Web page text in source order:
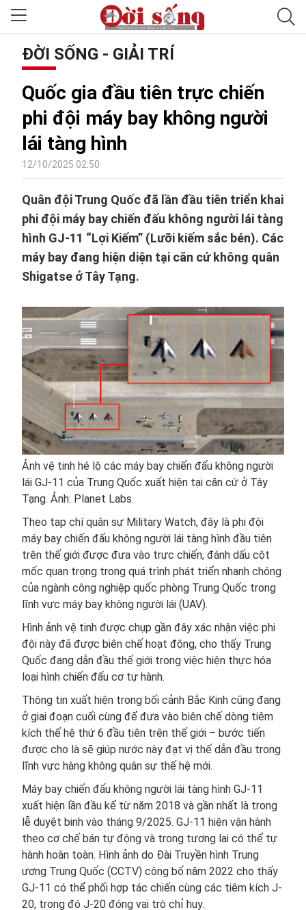
ĐỜI SỐNG - GIẢI TRÍ
Quốc gia đầu tiên trực chiến
phi đội máy bay không người
lái tàng hình
12/10/2025 02:50
Quân đội Trung Quốc đã lần đầu tiên triển khai
phi đội máy bay chiến đấu không người lái tàng
hình GJ-11 “Lợi Kiếm” (Lưỡi kiếm sắc bén). Các
máy bay đang hiện diện tại căn cứ không quân
Shigatse ở Tây Tạng.
Ảnh vệ tinh hé lộ các máy bay chiến đấu không người
lái GJ-11 của Trung Quốc xuất hiện tại căn cứ ở Tây
Tạng. Ảnh: Planet Labs.
Theo tạp chí quân sự Military Watch, đây là phi đội
máy bay chiến đấu không người lái tàng hình đầu tiên
trên thế giới được đưa vào trực chiến, đánh dấu cột
mốc quan trọng trong quá trình phát triển nhanh chóng
của ngành công nghiệp quốc phòng Trung Quốc trong
lĩnh vực máy bay không người lái (UAV).
Hình ảnh vệ tinh được chụp gần đây xác nhận việc phi
đội này đã được biên chế hoạt động, cho thấy Trung
Quốc đang dẫn đầu thế giới trong việc hiện thực hóa
loại hình chiến đấu cơ tự hành.
Thông tin xuất hiện trong bối cảnh Bắc Kinh cũng đang
ở giai đoạn cuối cùng để đưa vào biên chế dòng tiêm
kích thế hệ thứ 6 đầu tiên trên thế giới – bước tiến
được cho là sẽ giúp nước này đạt vị thế dẫn đầu trong
lĩnh vực hàng không quân sự thế hệ mới.
Máy bay chiến đấu không người lái tàng hình GJ-11
xuất hiện lần đầu kể từ năm 2018 và gần nhất là trong
lễ duyệt binh vào tháng 9/2025. GJ-11 hiện vận hành
theo cơ chế bán tự động và trong tương lai có thể tự
hành hoàn toàn. Hình ảnh do Đài Truyền hình Trung
ương Trung Quốc (CCTV) công bố năm 2022 cho thấy
GJ-11 có thể phối hợp tác chiến cùng các tiêm kích J-
20, trong đó J-20 đóng vai trò chỉ huy.